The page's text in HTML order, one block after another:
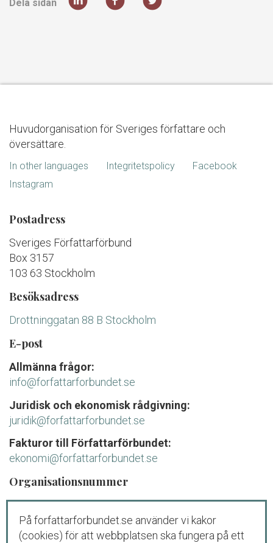
Dela sidan
Huvudorganisation för Sveriges författare och
översättare.
In other languages Integritetspolicy
Facebook
Instagram
Postadress
Sveriges Författarförbund
Box 3157
103 63 Stockholm
Besöksadress
Drottninggatan 88 B Stockholm
E-post
Allmänna frågor:
info@forfattarforbundet.se
Juridisk och ekonomisk rådgivning:
juridik@forfattarforbundet.se
Fakturor till Författarförbundet:
ekonomi@forfattarforbundet.se
Organisationsnummer
802004-7687
Telefon
På forfattarforbundet.se använder vi kakor
(cookies) för att webbplatsen ska fungera på ett